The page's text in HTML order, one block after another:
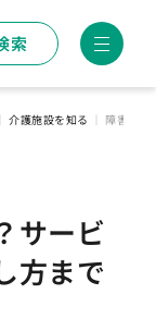
索
介護施設を知る 障害福祉
サービ
方まで